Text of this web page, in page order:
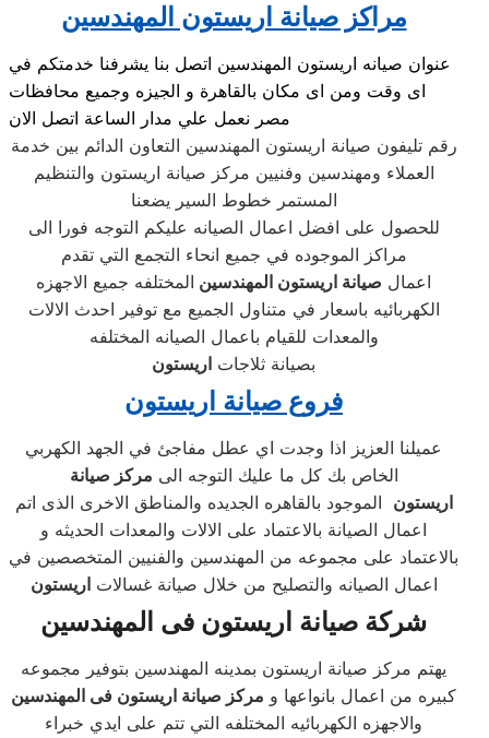
مراكز صيانة اريستون المهندسين
عنوان صيانه اريستون المهندسين اتصل بنا يشرفنا خدمتكم في
اى وقت ومن اى مكان بالقاهرة و الجيزه وجميع محافظات
مصر نعمل علي مدار الساعة اتصل الان
رقم تليفون صيانة اريستون المهندسين التعاون الدائم بين خدمة
العملاء ومهندسين وفنيين مركز صيانة اريستون والتنظيم
المستمر خطوط السير يضعنا
للحصول على افضل اعمال الصيانه عليكم التوجه فورا الى
مراكز الموجوده في جميع انحاء التجمع التي تقدم
اعمال صيانة اريستون المهندسين المختلفه جميع الاجهزه
الكهربائيه باسعار في متناول الجميع مع توفير احدث الالات
والمعدات للقيام باعمال الصيانه المختلفه
بصيانة ثلاجات اريستون
فروع صيانة اريستون
عميلنا العزيز اذا وجدت اي عطل مفاجئ في الجهد الكهربي
الخاص بك كل ما عليك التوجه الى مركز صيانة
اريستون الموجود بالقاهره الجديده والمناطق الاخرى الذى اتم
اعمال الصيانة بالاعتماد على الالات والمعدات الحديثه و
بالاعتماد على مجموعه من المهندسين والفنيين المتخصصين في
اعمال الصيانه والتصليح من خلال صيانة غسالاتاريستون
شركة صيانة اريستون فى المهندسين
يهتم مركز صيانة اريستون بمدينه المهندسين بتوفير مجموعه
كبيره من اعمال بانواعها و مركز صيانة اريستون فى المهندسين
والاجهزه الكهربائيه المختلفه التي تتم على ايدي خبراء